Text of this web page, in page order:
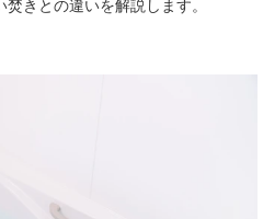
きとの違いを解説します。